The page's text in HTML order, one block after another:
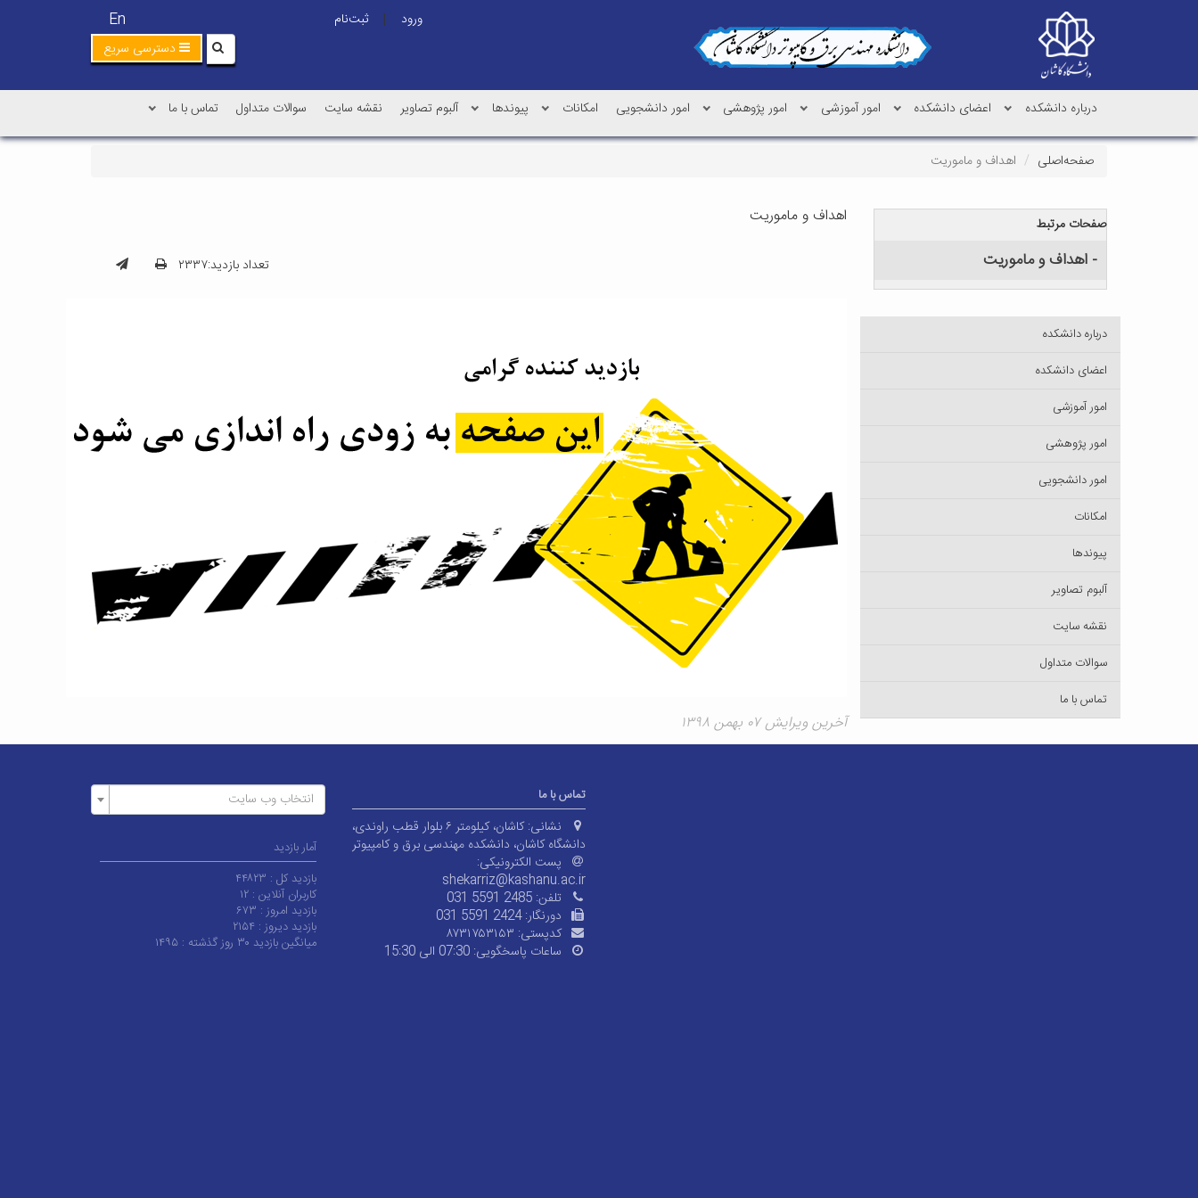
En ورود |
ثبت‌نام
دسترسی سریع
درباره دانشکده اعضای دانشکده امور آموزشی امور پژوهشی امور دانشجویی امکانات پیوندها آلبوم تصاویر نقشه سایت سوالات متداول تماس با ما
صفحه‌اصلی اهداف و ماموریت
اهداف و ماموریت
تعداد بازدید:۲۳۳۷
آخرین ویرایش ۰۷ بهمن ۱۳۹۸
صفحات مرتبط
- اهداف و ماموریت
درباره دانشکده
اعضای دانشکده
امور آموزشی
امور پژوهشی
امور دانشجویی
امکانات
پیوندها
آلبوم تصاویر
نقشه سایت
سوالات متداول
تماس با ما
تماس با ما
نشانی:
کاشان، کیلومتر ۶ بلوار قطب راوندی،
دانشگاه کاشان، دانشکده مهندسی برق و کامپیوتر
پست الکترونیکی:
shekarriz@kashanu.ac.ir
تلفن: 031 5591 2485
دورنگار:031 5591 2424
کدپستی: ۸۷۳۱۷۵۳۱۵۳
ساعات پاسخگویی: 07:30 الی 15:30
انتخاب وب سایت
آمار بازدید
بازدید کل : ۴۴۸۲۳
کاربران آنلاین :۱۲
بازدید امروز : ۶۷۳
بازدید دیروز : ۲۱۵۴
میانگین بازدید ۳۰ روز گذشته :
۱۴۹۵